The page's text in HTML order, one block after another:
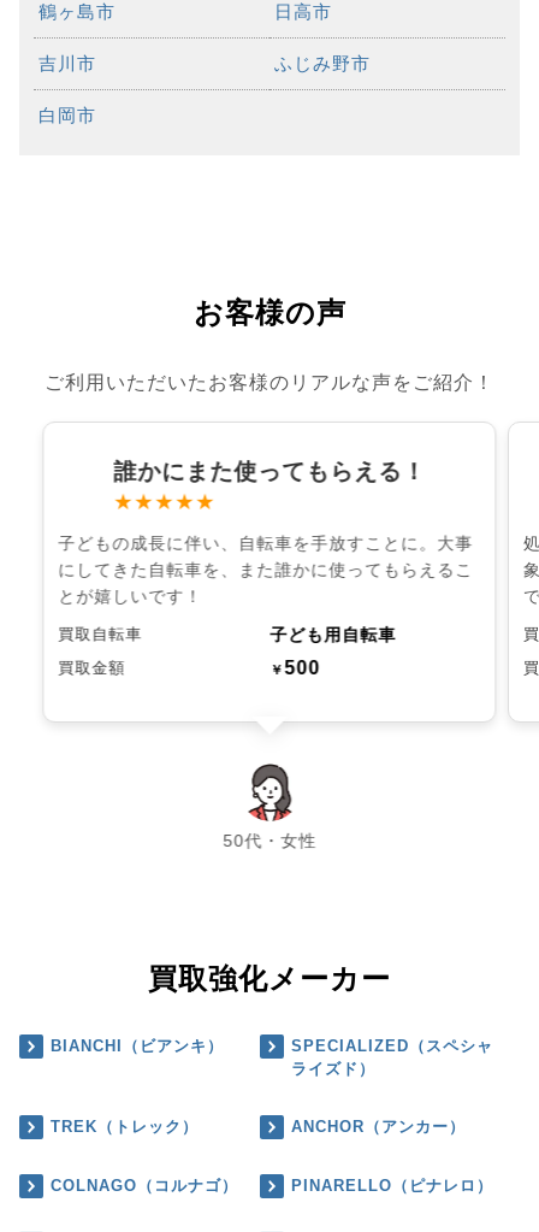
鶴ヶ島市 日高市
吉川市 ふじみ野市
白岡市
お客様の声
ご利用いただいたお客様のリアルな声をご紹介！
誰かにまた使ってもらえる！
★★★★★
子どもの成長に伴い、自転車を手放すことに。大事
にしてきた自転車を、また誰かに使ってもらえるこ
とが嬉しいです！
買取自転車 子ども用自転車
買取金額 ￥500
50代・女性
chevron_left chevron_right
買取強化メーカー
BIANCHI（ビアンキ）
SPECIALIZED（スペシャ
ライズド）
TREK（トレック） ANCHOR（アンカー）
COLNAGO（コルナゴ） PINARELLO（ピナレロ）